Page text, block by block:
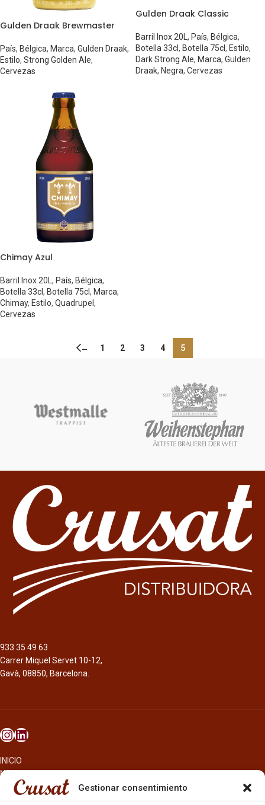
Gestionar consentimiento
Gulden Draak Brewmaster
País, Bélgica, Marca, Gulden Draak,
Estilo, Strong Golden Ale,
Cervezas
Gulden Draak Classic
Barril Inox 20L , País, Bélgica,
Botella 33cl, Botella 75cl, Estilo,
Dark Strong Ale, Marca, Gulden
Draak, Negra, Cervezas
Chimay Azul
Barril Inox 20L , País, Bélgica,
Botella 33cl, Botella 75cl, Marca,
Chimay, Estilo, Quadrupel ,
Cervezas
← 1 2 3 4 5
933 35 49 63
Carrer Miquel Servet 10-12,
Gavà, 08850, Barcelona.
INICIO
NOSOTROS
CERVEZAS